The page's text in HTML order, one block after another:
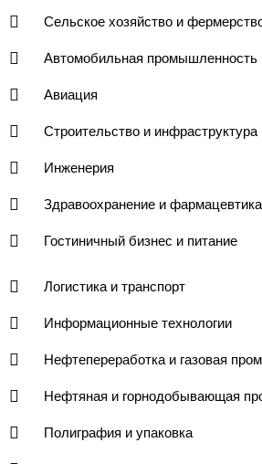
Сельское хозяйство и
Автомобильная промышленность
Авиация
Строительство и инфраструктура
Инженерия
Здравоохранение и фармацевтика
Гостиничный бизнес и питание
Логистика и транспорт
Информационные технологии
Нефтепереработка и газовая
Нефтяная и горнодобывающая
Полиграфия и упаковка